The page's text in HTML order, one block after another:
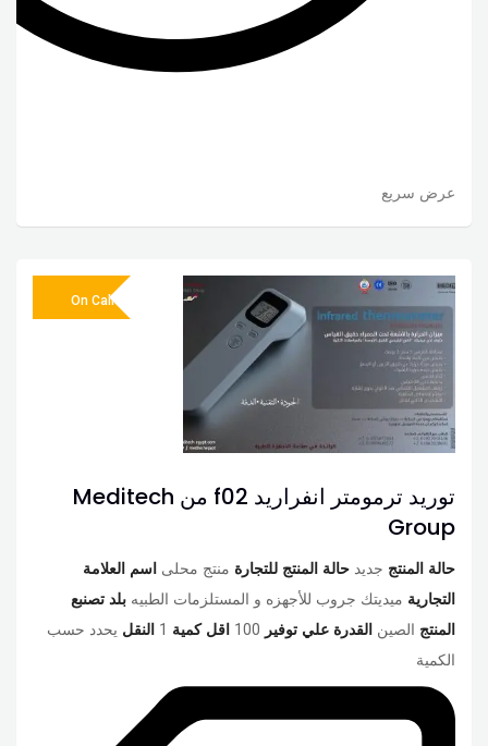
عرض سريع
توريد ترمومتر انفراريد f02 من Meditech
Group
حالة المنتج جديد حالة المنتج للتجارة منتج محلى اسم العلامة
التجارية ميديتك جروب للأجهزه و المستلزمات الطبيه بلد تصنبع
المنتج الصين القدرة علي توفير 100 اقل كمية 1 النقل يحدد حسب
الكمية
On Call